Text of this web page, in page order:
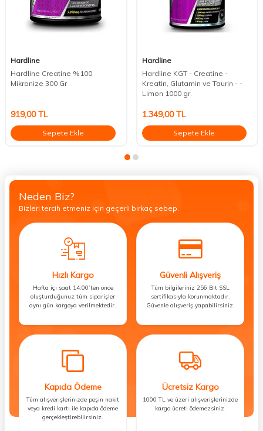
Hardline
Hardline Creatine %100
Mikronize 300 Gr
919,00TL
Sepete Ekle
Hardline
Hardline KGT - Creatine -
Kreatin, Glutamin ve Taurin - -
Limon 1000 gr.
1.349,00TL
Sepete Ekle
Neden Biz?
Bizleri tercih etmeniz için geçerli birkaç sebep.
Hızlı Kargo
Hafta içi saat 14:00’ten önce
oluşturduğunuz tüm siparişler
aynı gün kargoya verilmektedir.
Güvenli Alışveriş
Tüm bilgileriniz 256 Bit SSL
sertifikasıyla korunmaktadır.
Güvenle alışveriş yapabilirsiniz.
Kapıda Ödeme
Tüm alışverişlerinizde peşin nakit
veya kredi kartı ile kapıda ödeme
gerçekleştirebilirsiniz.
Ücretsiz Kargo
1000 TL ve üzeri alışverişlerinizde
kargo ücreti ödemezsiniz.